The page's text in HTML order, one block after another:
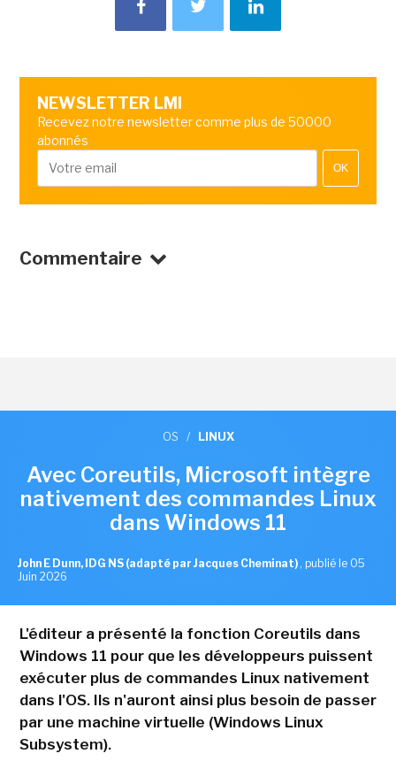
NEWSLETTER LMI
Recevez notre newsletter comme plus de 50000
abonnés
OK
Commentaire
OS / LINUX
Avec Coreutils, Microsoft intègre
nativement des commandes Linux
dans Windows 11
John E Dunn, IDG NS (adapté par Jacques Cheminat) , publié le 05
Juin 2026
L'éditeur a présenté la fonction Coreutils dans
Windows 11 pour que les développeurs puissent
exécuter plus de commandes Linux nativement
dans l'OS. Ils n'auront ainsi plus besoin de passer
par une machine virtuelle (Windows Linux
Subsystem).